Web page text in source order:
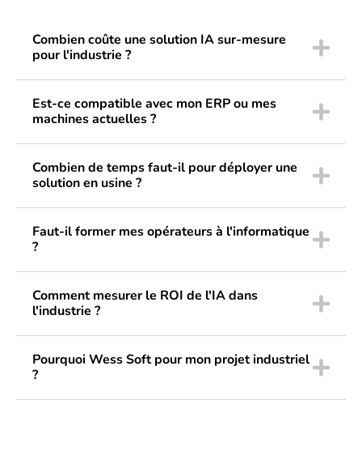
Combien coûte une solution IA sur-mesure
pour l'industrie ?
Est-ce compatible avec mon ERP ou mes
machines actuelles ?
Combien de temps faut-il pour déployer une
solution en usine ?
Faut-il former mes opérateurs à l'informatique
?
Comment mesurer le ROI de l'IA dans
l'industrie ?
Pourquoi Wess Soft pour mon projet industriel
?